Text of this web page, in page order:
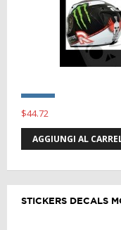
$44.72
AGGIUNGI AL
STICKERS DECALS